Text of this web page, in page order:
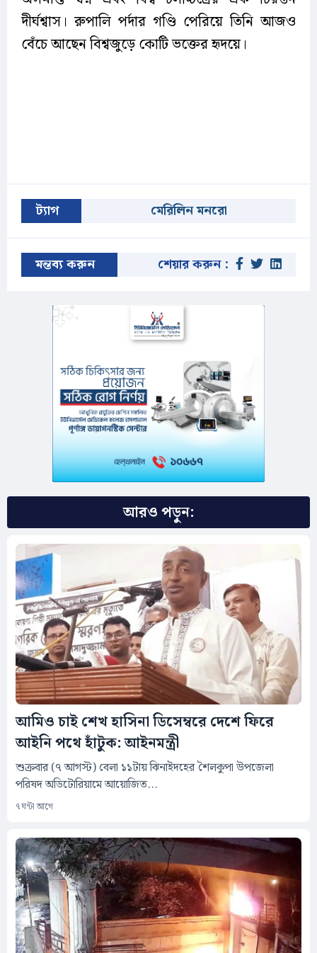
দীর্ঘশ্বাস। রুপালি পর্দার গণ্ডি পেরিয়ে তিনি আজও
বেঁচে আছেন বিশ্বজুড়ে কোটি ভক্তের হৃদয়ে।
ট্যাগ মেরিলিন মনরো
মন্তব্য করুন শেয়ার করুন :
আরও পড়ুন:
আমিও চাই শেখ হাসিনা ডিসেম্বরে দেশে ফিরে
আইনি পথে হাঁটুক: আইনমন্ত্রী
শুক্রবার (৭ আগস্ট) বেলা ১১টায় ঝিনাইদহের শৈলকুপা উপজেলা
পরিষদ অডিটোরিয়ামে আয়োজিত...
৭ ঘন্টা আগে